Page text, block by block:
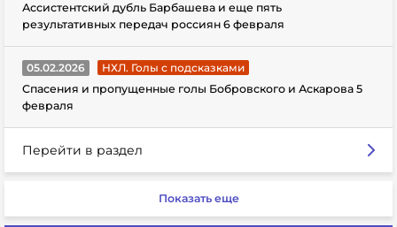
Ассистентский дубль Барбашева и еще пять
результативных передач россиян 6 февраля
05.02.2026
НХЛ. Голы с подсказками
Спасения и пропущенные голы Бобровского и Аскарова 5
февраля
Перейти в раздел
Показать еще